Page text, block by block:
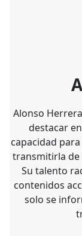
Alonso
destacar
capacidad
transmitirla de
Su talento
contenidos
solo se